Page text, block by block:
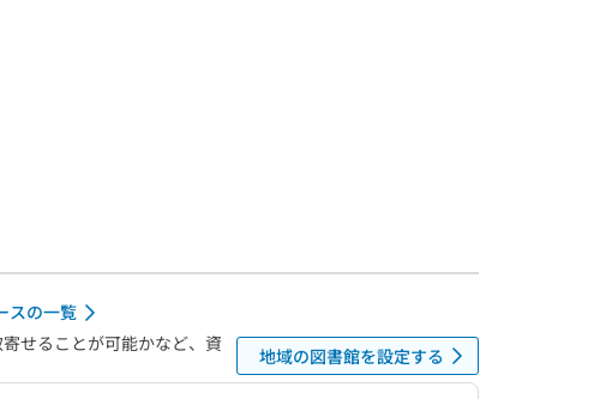
スの一覧
せることが可能かなど、資
地域の図書館を設定する